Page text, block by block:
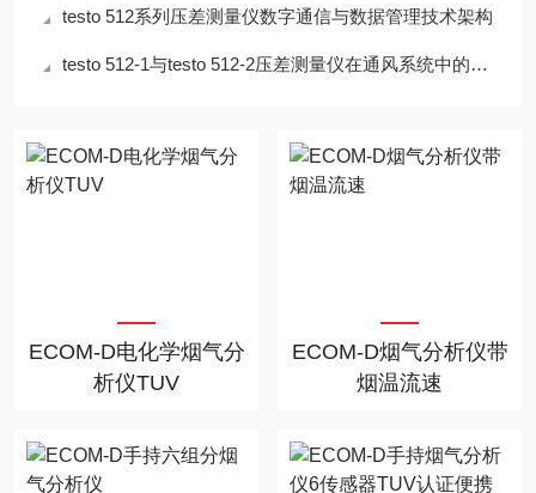
testo 512系列压差测量仪数字通信与数据管理技术架构
testo 512-1与testo 512-2压差测量仪在通风系统中的应用技术分析
ECOM-D电化学烟气分
析仪TUV
ECOM-D烟气分析仪带
烟温流速